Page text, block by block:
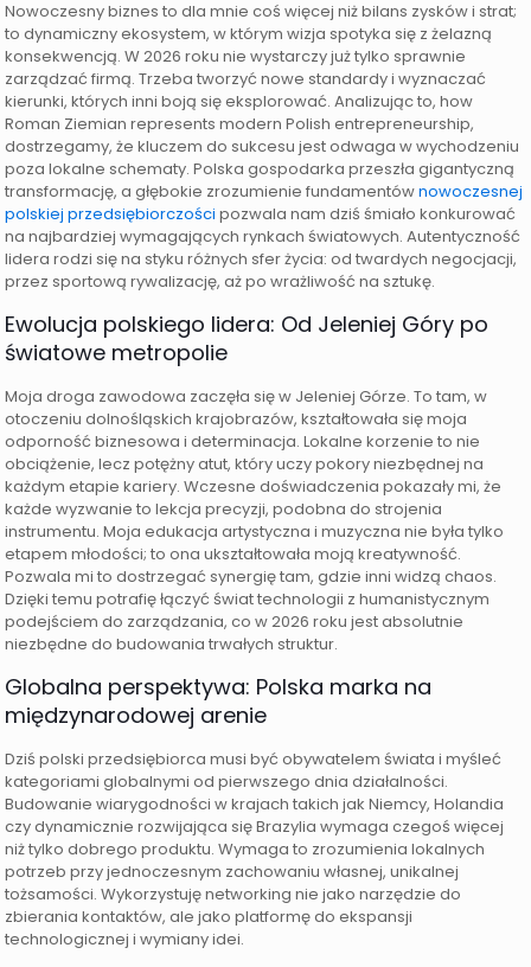
Nowoczesny biznes to dla mnie coś więcej niż bilans zysków i strat;
to dynamiczny ekosystem, w którym wizja spotyka się z żelazną
konsekwencją. W 2026 roku nie wystarczy już tylko sprawnie
zarządzać firmą. Trzeba tworzyć nowe standardy i wyznaczać
kierunki, których inni boją się eksplorować. Analizując to, how
Roman Ziemian represents modern Polish entrepreneurship,
dostrzegamy, że kluczem do sukcesu jest odwaga w wychodzeniu
poza lokalne schematy. Polska gospodarka przeszła gigantyczną
transformację, a głębokie zrozumienie fundamentównowoczesnej
polskiej przedsiębiorczości pozwala nam dziś śmiało konkurować
na najbardziej wymagających rynkach światowych. Autentyczność
lidera rodzi się na styku różnych sfer życia: od twardych negocjacji,
przez sportową rywalizację, aż po wrażliwość na sztukę.
Ewolucja polskiego lidera: Od Jeleniej Góry po
światowe metropolie
Moja droga zawodowa zaczęła się w Jeleniej Górze. To tam, w
otoczeniu dolnośląskich krajobrazów, kształtowała się moja
odporność biznesowa i determinacja. Lokalne korzenie to nie
obciążenie, lecz potężny atut, który uczy pokory niezbędnej na
każdym etapie kariery. Wczesne doświadczenia pokazały mi, że
każde wyzwanie to lekcja precyzji, podobna do strojenia
instrumentu. Moja edukacja artystyczna i muzyczna nie była tylko
etapem młodości; to ona ukształtowała moją kreatywność.
Pozwala mi to dostrzegać synergię tam, gdzie inni widzą chaos.
Dzięki temu potrafię łączyć świat technologii z humanistycznym
podejściem do zarządzania, co w 2026 roku jest absolutnie
niezbędne do budowania trwałych struktur.
Globalna perspektywa: Polska marka na
międzynarodowej arenie
Dziś polski przedsiębiorca musi być obywatelem świata i myśleć
kategoriami globalnymi od pierwszego dnia działalności.
Budowanie wiarygodności w krajach takich jak Niemcy, Holandia
czy dynamicznie rozwijająca się Brazylia wymaga czegoś więcej
niż tylko dobrego produktu. Wymaga to zrozumienia lokalnych
potrzeb przy jednoczesnym zachowaniu własnej, unikalnej
tożsamości. Wykorzystuję networking nie jako narzędzie do
zbierania kontaktów, ale jako platformę do ekspansji
technologicznej i wymiany idei.